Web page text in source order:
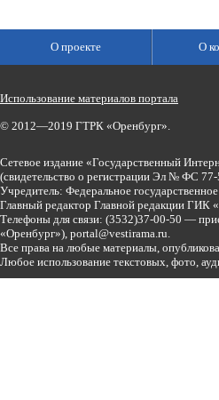
О проекте О
Использование материалов портала
© 2012—2019 ГТРК «Оренбург».
Сетевое издание «Государственный
(свидетельство о регистрации Эл № ФС
Учредитель: Федеральное
Главный редактор Главной редакции
Телефоны для связи: (3532)37-00-50 —
«Оренбург»), portal@vestirama.ru.
Все права на любые материалы,
Любое использование текстовых, фото,